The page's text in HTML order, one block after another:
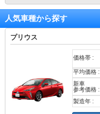
人気車種から探す
プリウス
価格帯 :
平均価格 :
新車
参考価格 :
製造年 :